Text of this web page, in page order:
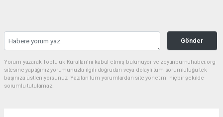
Gönder
Yorum yazarak Topluluk Kuralları’nı kabul etmiş bulunuyor ve zeytinburnuhaber.org
sitesine yaptığınız yorumunuzla ilgili doğrudan veya dolaylı tüm sorumluluğu tek
başınıza üstleniyorsunuz. Yazılan tüm yorumlardan site yönetimi hiçbir şekilde
sorumlu tutulamaz.